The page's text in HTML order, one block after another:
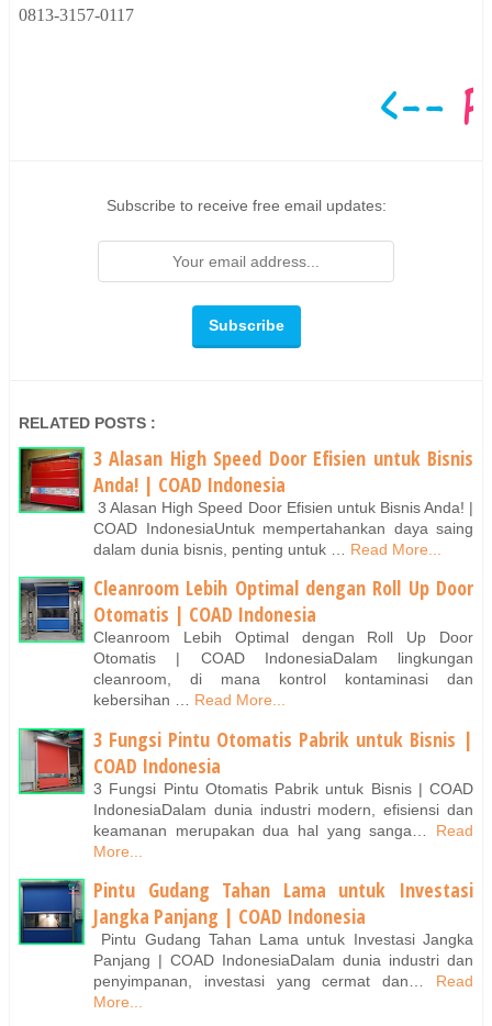
0813-3157-0117
Subscribe to receive free email updates:
RELATED POSTS :
3 Alasan High Speed Door Efisien untuk Bisnis
Anda! | COAD Indonesia
3 Alasan High Speed Door Efisien untuk Bisnis Anda! |
COAD IndonesiaUntuk mempertahankan daya saing
dalam dunia bisnis, penting untuk …
Read More...
Cleanroom Lebih Optimal dengan Roll Up Door
Otomatis | COAD Indonesia
Cleanroom Lebih Optimal dengan Roll Up Door
Otomatis | COAD IndonesiaDalam lingkungan
cleanroom, di mana kontrol kontaminasi dan
kebersihan …
Read More...
3 Fungsi Pintu Otomatis Pabrik untuk Bisnis |
COAD Indonesia
3 Fungsi Pintu Otomatis Pabrik untuk Bisnis | COAD
IndonesiaDalam dunia industri modern, efisiensi dan
keamanan merupakan dua hal yang sanga…
Read
More...
Pintu Gudang Tahan Lama untuk Investasi
Jangka Panjang | COAD Indonesia
Pintu Gudang Tahan Lama untuk Investasi Jangka
Panjang | COAD IndonesiaDalam dunia industri dan
penyimpanan, investasi yang cermat dan…
Read
More...